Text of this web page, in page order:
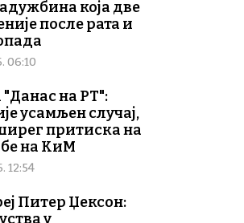
која две
после рата и
06:10
"Данас на РТ":
усамљен случај,
притиска на
на КиМ
12:54
Питер Џексон:
у